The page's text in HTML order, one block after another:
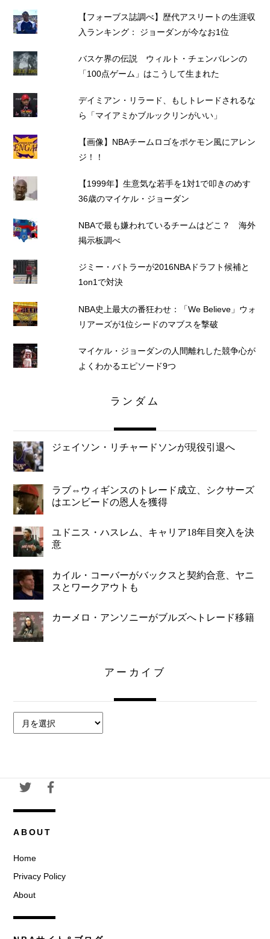
【フォーブス誌調べ】歴代アスリートの生涯収
入ランキング： ジョーダンが今なお1位
バスケ界の伝説 ウィルト・チェンバレンの
「100点ゲーム」はこうして生まれた
デイミアン・リラード、もしトレードされるな
ら「マイアミかブルックリンがいい」
【画像】NBAチームロゴをポケモン風にアレン
ジ！！
【1999年】生意気な若手を1対1で叩きのめす
36歳のマイケル・ジョーダン
NBAで最も嫌われているチームはどこ？ 海外
掲示板調べ
ジミー・バトラーが2016NBAドラフト候補と
1on1で対決
NBA史上最大の番狂わせ：「We Believe」ウォ
リアーズが1位シードのマブスを撃破
マイケル・ジョーダンの人間離れした競争心が
よくわかるエピソード9つ
ランダム
ジェイソン・リチャードソンが現役引退へ
ラブ⇔ウィギンスのトレード成立、シクサーズ
はエンビードの恩人を獲得
ユドニス・ハスレム、キャリア18年目突入を決
意
カイル・コーバーがバックスと契約合意、ヤニ
スとワークアウトも
カーメロ・アンソニーがブルズへトレード移籍
アーカイブ
ー
ブ
ABOUT
Home
Privacy Policy
About